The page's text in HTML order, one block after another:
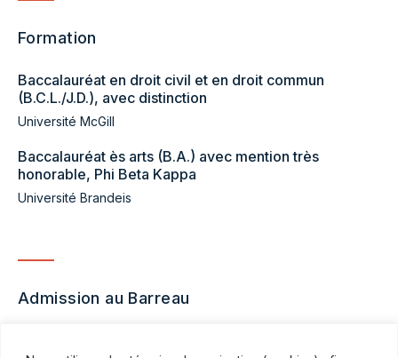
Formation
Baccalauréat en droit civil et en droit commun
(B.C.L./J.D.), avec distinction
Université McGill
Baccalauréat ès arts (B.A.) avec mention très
honorable, Phi Beta Kappa
Université Brandeis
Admission au Barreau